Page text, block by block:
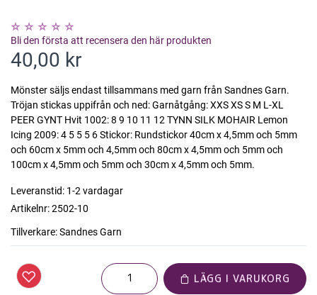
Bli den första att recensera den här produkten
40,00 kr
Mönster säljs endast tillsammans med garn från Sandnes Garn.
Tröjan stickas uppifrån och ned: Garnåtgång: XXS XS S M L-XL
PEER GYNT Hvit 1002: 8 9 10 11 12 TYNN SILK MOHAIR Lemon
Icing 2009: 4 5 5 5 6 Stickor: Rundstickor 40cm x 4,5mm och 5mm
och 60cm x 5mm och 4,5mm och 80cm x 4,5mm och 5mm och
100cm x 4,5mm och 5mm och 30cm x 4,5mm och 5mm.
Leveranstid: 1-2 vardagar
Artikelnr:2502-10
Tillverkare:Sandnes Garn
LÄGG I VARUKORG